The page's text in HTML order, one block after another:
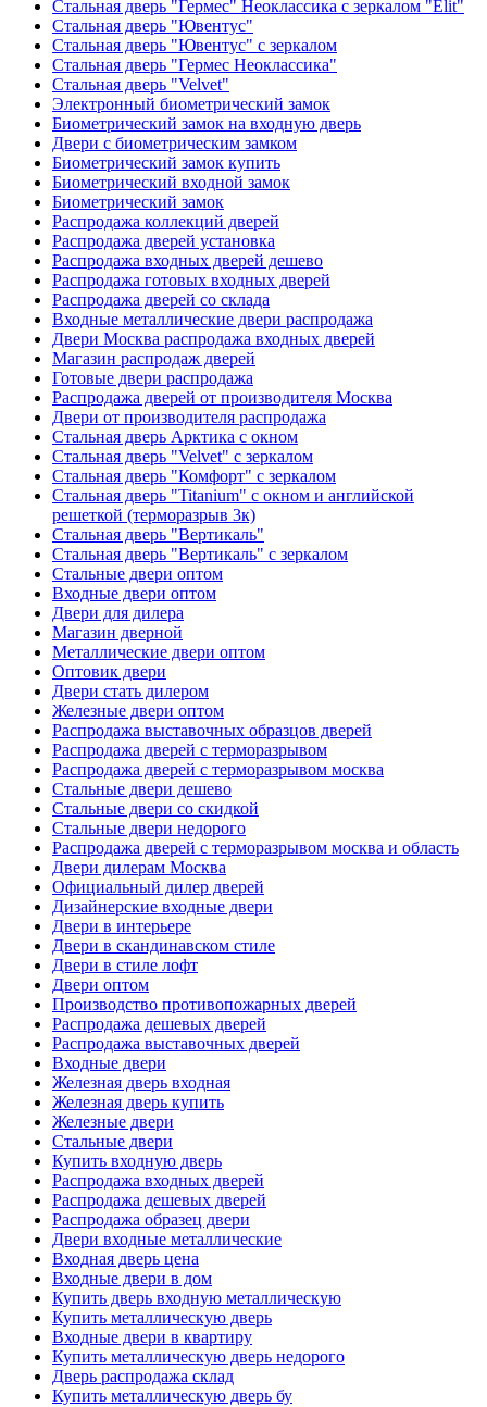
Стальная дверь "Гермес" Неоклассика с зеркалом "Elit"
Стальная дверь "Ювентус"
Стальная дверь "Ювентус" с зеркалом
Стальная дверь "Гермес Неоклассика"
Стальная дверь "Velvet"
Электронный биометрический замок
Биометрический замок на входную дверь
Двери с биометрическим замком
Биометрический замок купить
Биометрический входной замок
Биометрический замок
Распродажа коллекций дверей
Распродажа дверей установка
Распродажа входных дверей дешево
Распродажа готовых входных дверей
Распродажа дверей со склада
Входные металлические двери распродажа
Двери Москва распродажа входных дверей
Магазин распродаж дверей
Готовые двери распродажа
Распродажа дверей от производителя Москва
Двери от производителя распродажа
Стальная дверь Арктика с окном
Стальная дверь "Velvet" с зеркалом
Стальная дверь "Комфорт" с зеркалом
Стальная дверь "Titanium" с окном и английской
решеткой (терморазрыв 3к)
Стальная дверь "Вертикаль"
Стальная дверь "Вертикаль" с зеркалом
Стальные двери оптом
Входные двери оптом
Двери для дилера
Магазин дверной
Металлические двери оптом
Оптовик двери
Двери стать дилером
Железные двери оптом
Распродажа выставочных образцов дверей
Распродажа дверей с терморазрывом
Распродажа дверей с терморазрывом москва
Стальные двери дешево
Стальные двери со скидкой
Стальные двери недорого
Распродажа дверей с терморазрывом москва и область
Двери дилерам Москва
Официальный дилер дверей
Дизайнерские входные двери
Двери в интерьере
Двери в скандинавском стиле
Двери в стиле лофт
Двери оптом
Производство противопожарных дверей
Распродажа дешевых дверей
Распродажа выставочных дверей
Входные двери
Железная дверь входная
Железная дверь купить
Железные двери
Стальные двери
Купить входную дверь
Распродажа входных дверей
Распродажа дешевых дверей
Распродажа образец двери
Двери входные металлические
Входная дверь цена
Входные двери в дом
Купить дверь входную металлическую
Купить металлическую дверь
Входные двери в квартиру
Купить металлическую дверь недорого
Дверь распродажа склад
Купить металлическую дверь бу